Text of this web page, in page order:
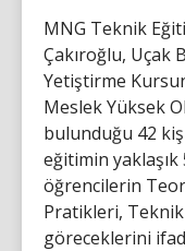
MNG Teknik
Çakıroğlu, Uçak
Yetiştirme
Meslek Yüksek
bulunduğu 42
eğitimin
öğrencilerin
Pratikleri,
göreceklerini